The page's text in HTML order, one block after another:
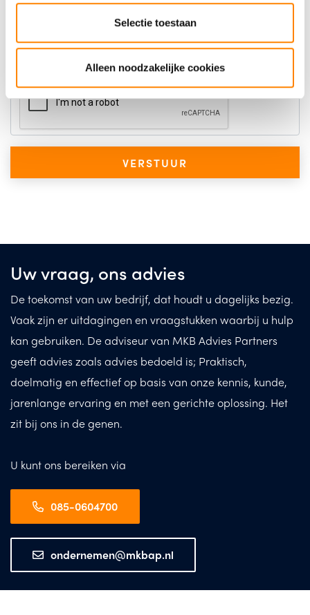
Selectie toestaan
Alleen noodzakelijke cookies
Captcha
Uw vraag, ons advies
De toekomst van uw bedrijf, dat houdt u dagelijks bezig.
Vaak zijn er uitdagingen en vraagstukken waarbij u hulp
kan gebruiken. De adviseur van MKB Advies Partners
geeft advies zoals advies bedoeld is; Praktisch,
doelmatig en effectief op basis van onze kennis, kunde,
jarenlange ervaring en met een gerichte oplossing. Het
zit bij ons in de genen.
U kunt ons bereiken via
085-0604700
ondernemen@mkbap.nl